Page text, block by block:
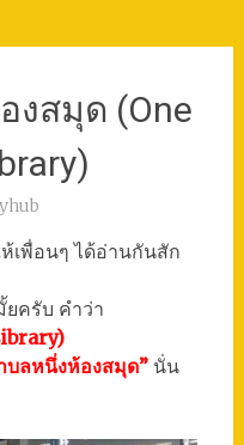
สมุด (One
เพื่อนๆ ได้อ่านกันสัก
ยครับ คำว่า
บลหนึ่งห้องสมุด”นั่น